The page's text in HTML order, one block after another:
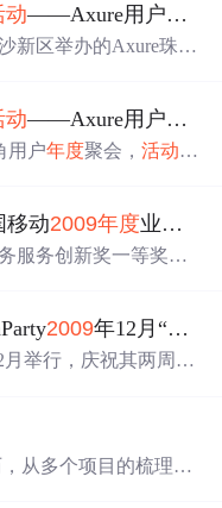
动——Axure用户年度
新区举办的Axure珠三
动——Axure用户年度
用户年度聚会，活动将
课等环节，费用免
移动2009年度业务服务创新奖
服务创新奖一等奖，
应商。
2009年12月“Upon The Rock”（岩上）手记
月举行，庆祝其两周年
从多个项目的梳理、